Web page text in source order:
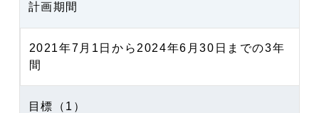
計画期間
2021年7月1日から2024年6月30日までの3年
間
目標（1）